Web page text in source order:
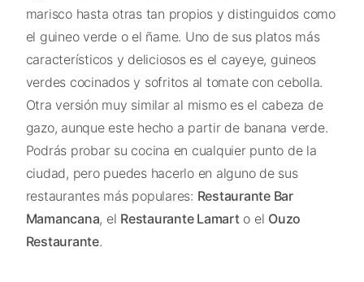
marisco hasta otras tan propios y distinguidos como
el guineo verde o el ñame. Uno de sus platos más
característicos y deliciosos es el cayeye, guineos
verdes cocinados y sofritos al tomate con cebolla.
Otra versión muy similar al mismo es el cabeza de
gazo, aunque este hecho a partir de banana verde.
Podrás probar su cocina en cualquier punto de la
ciudad, pero puedes hacerlo en alguno de sus
restaurantes más populares: Restaurante Bar
Mamancana, el Restaurante Lamarto el Ouzo
Restaurante.